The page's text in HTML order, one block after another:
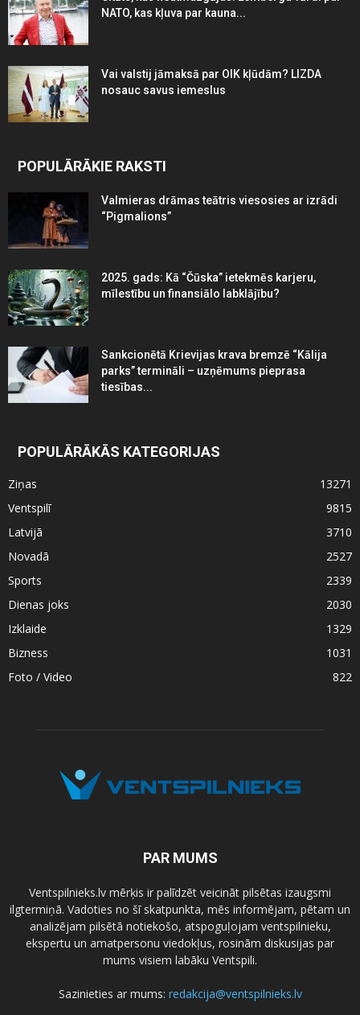
NATO, kas kļuva par kauna...
Vai valstij jāmaksā par OIK kļūdām? LIZDA
nosauc savus iemeslus
POPULĀRĀKIE RAKSTI
Valmieras drāmas teātris viesosies ar izrādi
“Pigmalions”
2025. gads: Kā “Čūska” ietekmēs karjeru,
mīlestību un finansiālo labklājību?
Sankcionētā Krievijas krava bremzē “Kālija
parks” termināli – uzņēmums pieprasa
tiesības...
POPULĀRĀKĀS KATEGORIJAS
Ziņas
13271
Ventspilī
9815
Latvijā
3710
Novadā
2527
Sports
2339
Dienas joks
2030
Izklaide
1329
Bizness
1031
Foto / Video
822
PAR MUMS
Ventspilnieks.lv mērķis ir palīdzēt veicināt pilsētas izaugsmi
ilgtermiņā. Vadoties no šī skatpunkta, mēs informējam, pētam un
analizējam pilsētā notiekošo, atspoguļojam ventspilnieku,
ekspertu un amatpersonu viedokļus, rosinām diskusijas par
mums visiem labāku Ventspili.
Sazinieties ar mums: redakcija@ventspilnieks.lv